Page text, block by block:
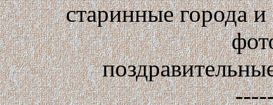
старинные города